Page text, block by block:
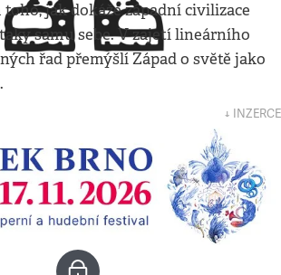
jak dokáže západní civilizace
samu sebe. V zajetí lineárního
řad přemýšlí Západ o světě jako
↓ INZERCE